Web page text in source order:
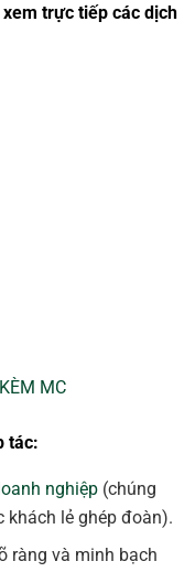
trực tiếp các dịch
MC
tác:
nghiệp (chúng
khách lẻ ghép đoàn).
ràng và minh bạch